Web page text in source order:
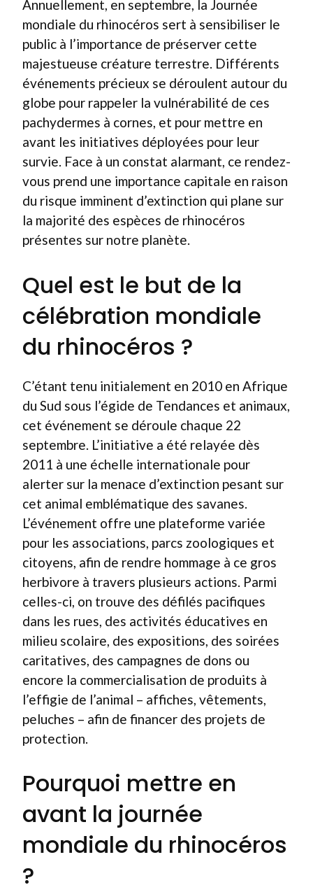
Annuellement, en septembre, la Journée
mondiale du rhinocéros sert à sensibiliser le
public à l’importance de préserver cette
majestueuse créature terrestre. Différents
événements précieux se déroulent autour du
globe pour rappeler la vulnérabilité de ces
pachydermes à cornes, et pour mettre en
avant les initiatives déployées pour leur
survie. Face à un constat alarmant, ce rendez-
vous prend une importance capitale en raison
du risque imminent d’extinction qui plane sur
la majorité des espèces de rhinocéros
présentes sur notre planète.
Quel est le but de la
célébration mondiale
du rhinocéros ?
C’étant tenu initialement en 2010 en Afrique
du Sud sous l’égide de Tendances et animaux,
cet événement se déroule chaque 22
septembre. L’initiative a été relayée dès
2011 à une échelle internationale pour
alerter sur la menace d’extinction pesant sur
cet animal emblématique des savanes.
L’événement offre une plateforme variée
pour les associations, parcs zoologiques et
citoyens, afin de rendre hommage à ce gros
herbivore à travers plusieurs actions. Parmi
celles-ci, on trouve des défilés pacifiques
dans les rues, des activités éducatives en
milieu scolaire, des expositions, des soirées
caritatives, des campagnes de dons ou
encore la commercialisation de produits à
l’effigie de l’animal – affiches, vêtements,
peluches – afin de financer des projets de
protection.
Pourquoi mettre en
avant la journée
mondiale du rhinocéros
?